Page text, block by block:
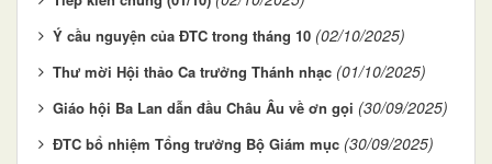
Ý cầu nguyện của ĐTC trong tháng 10 (02/10/2025)
Thư mời Hội thảo Ca trưởng Thánh nhạc (01/10/2025)
Giáo hội Ba Lan dẫn đầu Châu Âu về ơn gọi (30/09/2025)
ĐTC bổ nhiệm Tổng trưởng Bộ Giám mục (30/09/2025)